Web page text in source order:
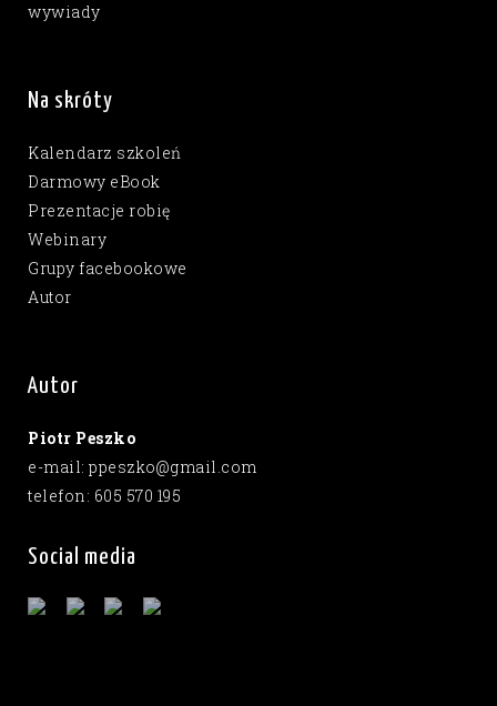
wywiady
Na skróty
Kalendarz szkoleń
Darmowy eBook
Prezentacje robię
Webinary
Grupy facebookowe
Autor
Autor
Piotr Peszko
e-mail: ppeszko@gmail.com
telefon: 605 570 195
Social media